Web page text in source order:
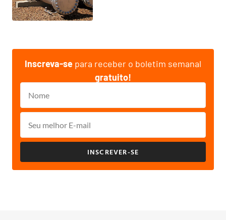
Inscreva-se para receber o boletim semanal
gratuito!
INSCREVER-SE